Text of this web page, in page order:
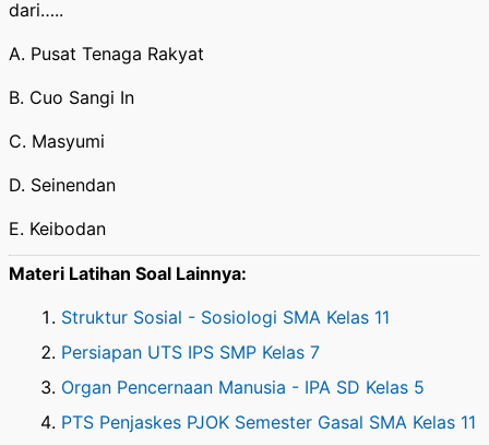
dari…..
A. Pusat Tenaga Rakyat
B. Cuo Sangi In
C. Masyumi
D. Seinendan
E. Keibodan
Materi Latihan Soal Lainnya:
Struktur Sosial - Sosiologi SMA Kelas 11
Persiapan UTS IPS SMP Kelas 7
Organ Pencernaan Manusia - IPA SD Kelas 5
PTS Penjaskes PJOK Semester Gasal SMA Kelas 11